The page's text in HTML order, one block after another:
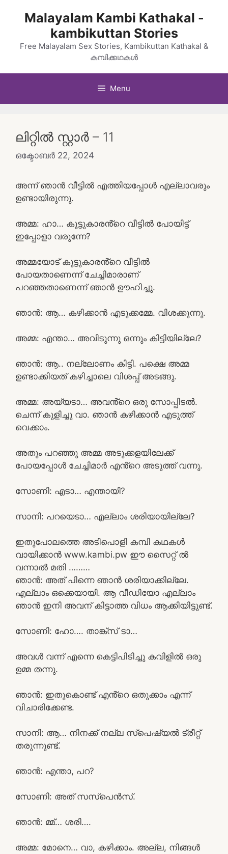
Malayalam Kambi Kathakal -
kambikuttan Stories
Free Malayalam Sex Stories, Kambikuttan Kathakal &
കമ്പിക്കഥകൾ
Menu
ലിറ്റിൽ സ്റ്റാർ – 11
ഒക്ടോബർ 22, 2024
അന്ന് ഞാൻ വീട്ടിൽ എത്തിയപ്പോൾ എല്ലാവരും
ഉണ്ടായിരുന്നു.
അമ്മ: ഹാ… കൂട്ടുകാരൻ്റെ വീട്ടിൽ പോയിട്ട്
ഇപ്പോളാ വരുന്നേ?
അമ്മയോട് കൂട്ടുകാരൻ്റെ വീട്ടിൽ
പോയതാണെന്ന് ചേച്ചിമാരാണ്
പറഞ്ഞതാണെന്ന് ഞാൻ ഊഹിച്ചു.
ഞാൻ: ആ… കഴിക്കാൻ എടുക്കമ്മേ. വിശക്കുന്നു.
അമ്മ: എന്താ… അവിടുന്നു ഒന്നും കിട്ടിയില്ലേ?
ഞാൻ: ആ.. നല്ലോണം കിട്ടി. പക്ഷെ അമ്മ
ഉണ്ടാക്കിയത് കഴിച്ചാലെ വിശപ്പ് അടങ്ങു.
അമ്മ: അയ്യടാ… അവൻ്റെ ഒരു സോപ്പിടൽ.
ചെന്ന് കുളിച്ചു വാ. ഞാൻ കഴിക്കാൻ എടുത്ത്
വെക്കാം.
അതും പറഞ്ഞു അമ്മ അടുക്കളയിലേക്ക്
പോയപ്പോൾ ചേച്ചിമാർ എൻ്റെ അടുത്ത് വന്നു.
സോണി: എടാ… എന്തായി?
സാനി: പറയെടാ… എല്ലാം ശരിയായില്ലേ?
ഇതുപോലത്തെ അടിപൊളി കമ്പി കഥകൾ
വായിക്കാൻ www.kambi.pw ഈ സൈറ്റ് ൽ
വന്നാൽ മതി ………
ഞാൻ: അത് പിന്നെ ഞാൻ ശരിയാക്കില്ലേ.
എല്ലാം ഒക്കെയായി. ആ വീഡിയോ എല്ലാം
ഞാൻ ഇനി അവന് കിട്ടാത്ത വിധം ആക്കിയിട്ടുണ്ട്.
സോണി: ഹോ…. താങ്ക്സ് ടാ…
അവൾ വന്ന് എന്നെ കെട്ടിപിടിച്ചു കവിളിൽ ഒരു
ഉമ്മ തന്നു.
ഞാൻ: ഇതുകൊണ്ട് എൻ്റെ ഒതുക്കാം എന്ന്
വിചാരിക്കേണ്ട.
സാനി: ആ… നിനക്ക് നല്ല സ്പെഷ്യൽ ട്രീറ്റ്‌
തരുന്നുണ്ട്.
ഞാൻ: എന്താ, പറ?
സോണി: അത് സസ്പെൻസ്.
ഞാൻ: മ്മ്… ശരി….
അമ്മ: മോനെ… വാ, കഴിക്കാം. അല്ല, നിങ്ങൾ